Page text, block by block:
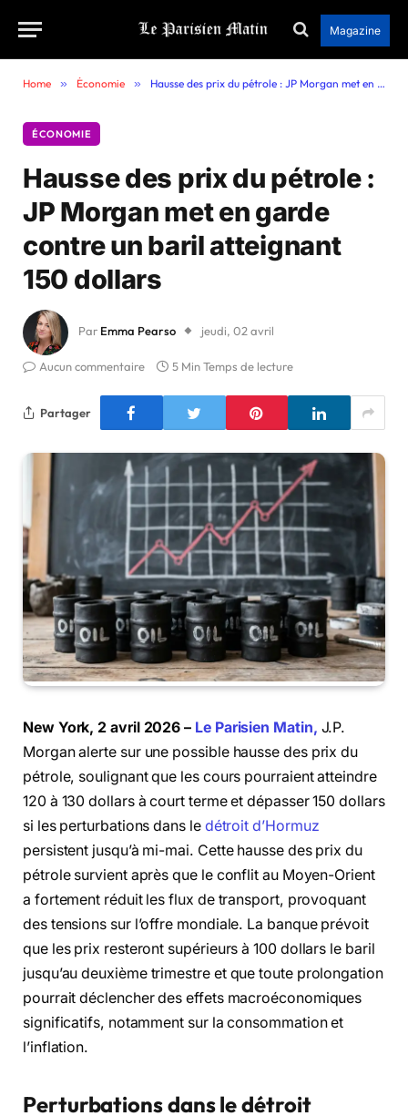
Magazine
Home » Économie » Hausse des prix du pétrole : JP Morgan met en garde contre un baril atteignant 150 dollars
ÉCONOMIE
Hausse des prix du pétrole :
JP Morgan met en garde
contre un baril atteignant
150 dollars
Par Emma Pearso jeudi, 02 avril
Aucun commentaire 5 Min Temps de lecture
Partager
New York, 2 avril 2026 – Le Parisien Matin, J.P.
Morgan alerte sur une possible hausse des prix du
pétrole, soulignant que les cours pourraient atteindre
120 à 130 dollars à court terme et dépasser 150 dollars
si les perturbations dans le détroit d’Hormuz
persistent jusqu’à mi-mai. Cette hausse des prix du
pétrole survient après que le conflit au Moyen-Orient
a fortement réduit les flux de transport, provoquant
des tensions sur l’offre mondiale. La banque prévoit
que les prix resteront supérieurs à 100 dollars le baril
jusqu’au deuxième trimestre et que toute prolongation
pourrait déclencher des effets macroéconomiques
significatifs, notamment sur la consommation et
l’inflation.
Perturbations dans le détroit